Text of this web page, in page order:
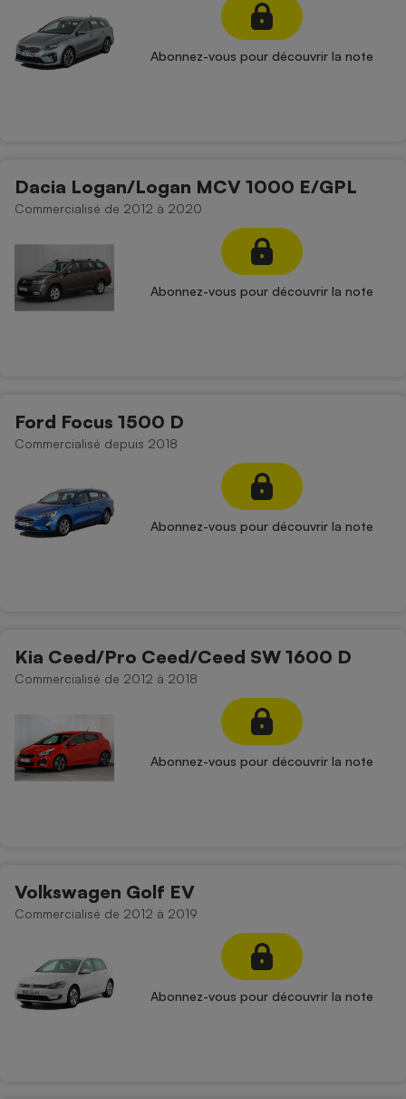
Abonnez-vous pour découvrir la note
Dacia Logan/Logan MCV 1000 E/GPL
Commercialisé de 2012 à 2020
Abonnez-vous pour découvrir la note
Ford Focus 1500 D
Commercialisé depuis 2018
Abonnez-vous pour découvrir la note
Kia Ceed/Pro Ceed/Ceed SW 1600 D
Commercialisé de 2012 à 2018
Abonnez-vous pour découvrir la note
Volkswagen Golf EV
Commercialisé de 2012 à 2019
Abonnez-vous pour découvrir la note